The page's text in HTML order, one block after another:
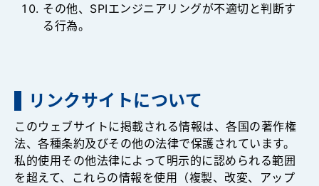
その他、SPIエンジニアリングが不適切と判断す
る行為。
リンクサイトについて
このウェブサイトに掲載される情報は、各国の著作権
法、各種条約及びその他の法律で保護されています。
私的使用その他法律によって明示的に認められる範囲
を超えて、これらの情報を使用（複製、改変、アップ